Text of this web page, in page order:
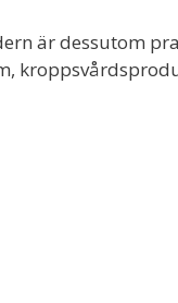
är dessutom